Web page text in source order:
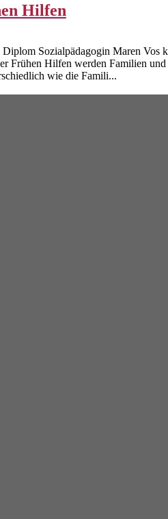
Hilfen
Sozialpädagogin Maren Vos
Frühen Hilfen werden Familien und
wie die Famili...